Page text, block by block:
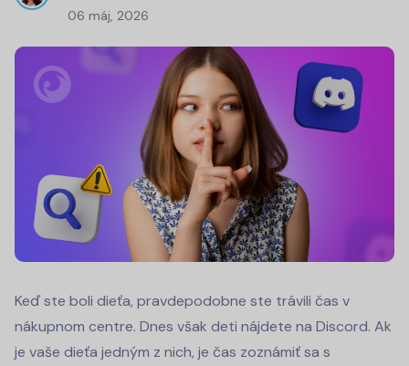
06 máj, 2026
Keď ste boli dieťa, pravdepodobne ste trávili čas v
nákupnom centre. Dnes však deti nájdete na Discord. Ak
je vaše dieťa jedným z nich, je čas zoznámiť sa s